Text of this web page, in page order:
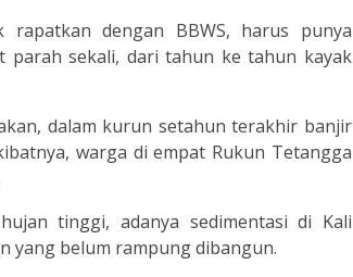
dengan BBWS, harus punya
parah sekali, dari tahun ke tahun kayak
dalam kurun setahun terakhir banjir
warga di empat Rukun Tetangga
tinggi, adanya sedimentasi di Kali
yang belum rampung dibangun.